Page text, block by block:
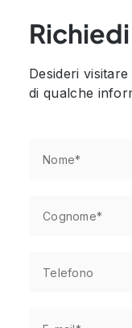
Desideri
di qualche